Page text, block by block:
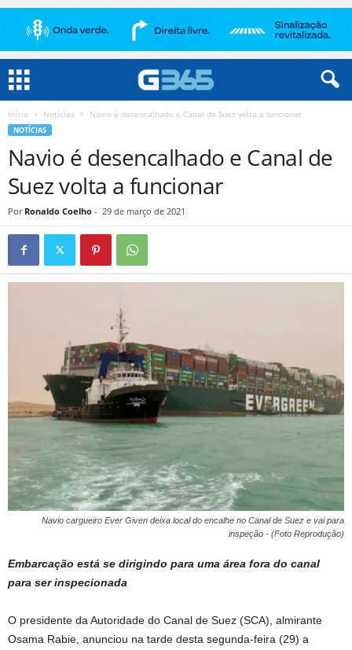
Início Notícias Navio é desencalhado e Canal de Suez volta a funcionar
NOTÍCIAS
Navio é desencalhado e Canal de
Suez volta a funcionar
Por Ronaldo Coelho - 29 de março de 2021
Navio cargueiro Ever Given deixa local do encalhe no Canal de Suez e vai para
inspeção - (Foto Reprodução)
Embarcação está se dirigindo para uma área fora do canal
para ser inspecionada
O presidente da Autoridade do Canal de Suez (SCA), almirante
Osama Rabie, anunciou na tarde desta segunda-feira (29) a